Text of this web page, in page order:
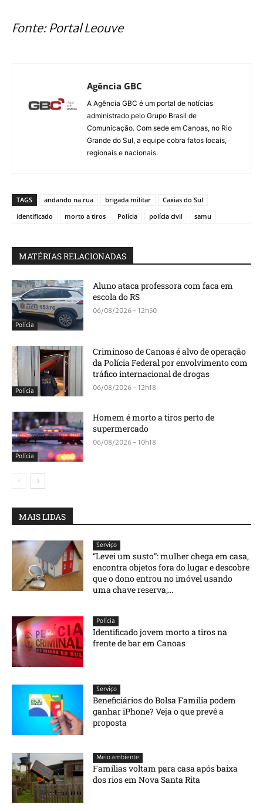
Fonte: Portal Leouve
Agência GBC
A Agência GBC é um portal de notícias
administrado pelo Grupo Brasil de
Comunicação. Com sede em Canoas, no Rio
Grande do Sul, a equipe cobra fatos locais,
regionais e nacionais.
TAGS andando na rua brigada militar
Caxias do Sul
identificado
morto a tiros Polícia polícia civil samu
MATÉRIAS RELACIONADAS
Polícia
Aluno ataca professora com faca em
escola do RS
06/08/2026 - 12h50
Polícia
Criminoso de Canoas é alvo de operação
da Polícia Federal por envolvimento com
tráfico internacional de drogas
06/08/2026 - 12h18
Polícia
Homem é morto a tiros perto de
supermercado
06/08/2026 - 10h18
MAIS LIDAS
Serviço
“Levei um susto”: mulher chega em casa,
encontra objetos fora do lugar e descobre
que o dono entrou no imóvel usando
uma chave reserva;...
Polícia
Identificado jovem morto a tiros na
frente de bar em Canoas
Serviço
Beneficiários do Bolsa Família podem
ganhar iPhone? Veja o que prevê a
proposta
Meio ambiente
Famílias voltam para casa após baixa
dos rios em Nova Santa Rita